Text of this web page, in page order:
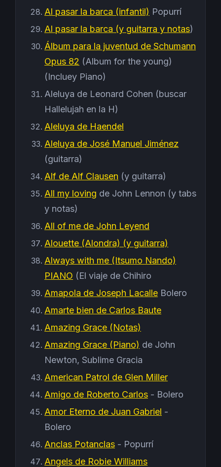
Al pasar la barca (infantil) Popurrí
Al pasar la barca (y guitarra y notas)
Álbum para la juventud de Schumann
Opus 82 (Album for the young)
(Incluey Piano)
Aleluya de Leonard Cohen (buscar
Hallelujah en la H)
Aleluya de Haendel
Aleluya de José Manuel Jiménez
(guitarra)
Alf de Alf Clausen (y guitarra)
All my loving de John Lennon (y tabs
y notas)
All of me de John Leyend
Alouette (Alondra) (y guitarra)
Always with me (Itsumo Nando)
PIANO (El viaje de Chihiro
Amapola de Joseph Lacalle Bolero
Amarte bien de Carlos Baute
Amazing Grace (Notas)
Amazing Grace (Piano) de John
Newton, Sublime Gracia
American Patrol de Glen Miller
Amigo de Roberto Carlos - Bolero
Amor Eterno de Juan Gabriel -
Bolero
Anclas Potanclas - Popurrí
Angels de Robie Williams